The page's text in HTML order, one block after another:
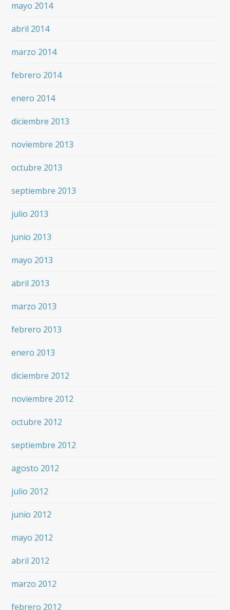
mayo 2014
abril 2014
marzo 2014
febrero 2014
enero 2014
diciembre 2013
noviembre 2013
octubre 2013
septiembre 2013
julio 2013
junio 2013
mayo 2013
abril 2013
marzo 2013
febrero 2013
enero 2013
diciembre 2012
noviembre 2012
octubre 2012
septiembre 2012
agosto 2012
julio 2012
junio 2012
mayo 2012
abril 2012
marzo 2012
febrero 2012